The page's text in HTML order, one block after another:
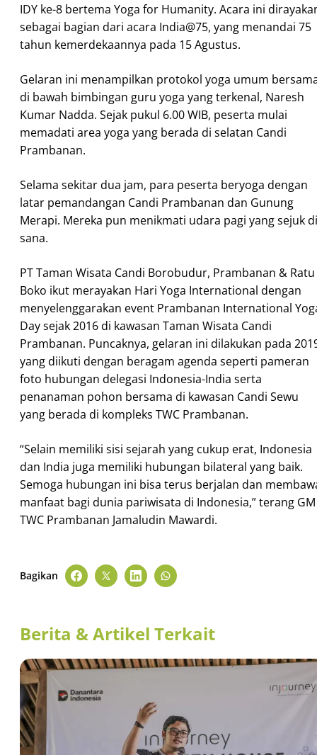
IDY ke-8 bertema Yoga for Humanity. Acara ini
sebagai bagian dari acara India@75, yang menandai 75
tahun kemerdekaannya pada 15 Agustus.
Gelaran ini menampilkan protokol yoga umum
di bawah bimbingan guru yoga yang terkenal, Naresh
Kumar Nadda. Sejak pukul 6.00 WIB, peserta mulai
memadati area yoga yang berada di selatan Candi
Prambanan.
Selama sekitar dua jam, para peserta beryoga dengan
latar pemandangan Candi Prambanan dan Gunung
Merapi. Mereka pun menikmati udara pagi yang sejuk di
sana.
PT Taman Wisata Candi Borobudur, Prambanan & Ratu
Boko ikut merayakan Hari Yoga International dengan
menyelenggarakan event Prambanan International
Day sejak 2016 di kawasan Taman Wisata Candi
Prambanan. Puncaknya, gelaran ini dilakukan pada
yang diikuti dengan beragam agenda seperti pameran
foto hubungan delegasi Indonesia-India serta
penanaman pohon bersama di kawasan Candi Sewu
yang berada di kompleks TWC Prambanan.
“Selain memiliki sisi sejarah yang cukup erat, Indonesia
dan India juga memiliki hubungan bilateral yang baik.
Semoga hubungan ini bisa terus berjalan dan
manfaat bagi dunia pariwisata di Indonesia,” terang GM
TWC Prambanan Jamaludin Mawardi.
Bagikan
Berita & Artikel Terkait